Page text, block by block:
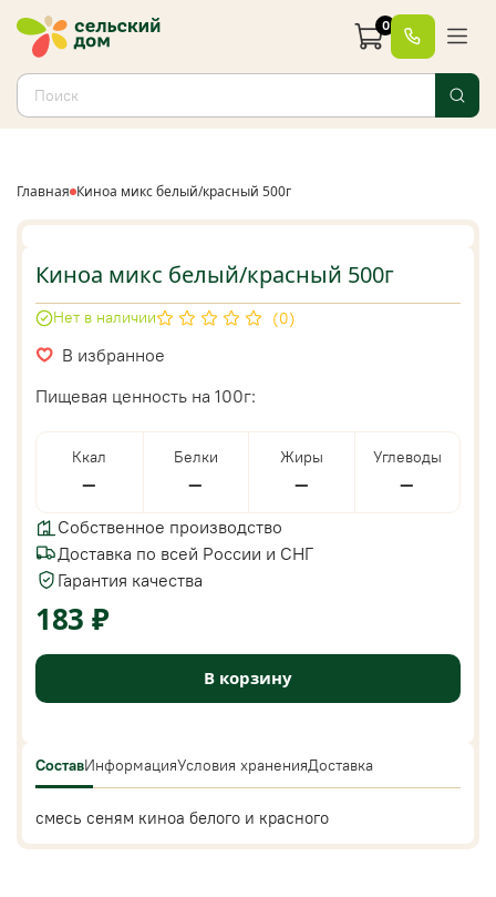
0
Главная Киноа микс белый/красный 500г
Киноа микс белый/красный 500г
(0)
В избранное
Нет в наличии
Пищевая ценность на 100г:
Ккал
—
Белки
—
Жиры
—
Углеводы
—
Собственное производство
Доставка по всей России и СНГ
Гарантия качества
183 ₽
В корзину
СоставИнформацияУсловия храненияДоставка
смесь сеням киноа белого и красного